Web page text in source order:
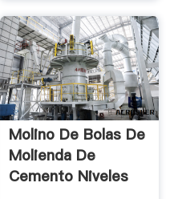
Molino De Bolas De
Molienda De
Cemento Niveles